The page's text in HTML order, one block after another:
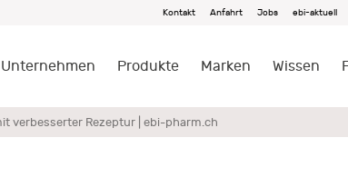
Kontakt Anfahrt Jobs ebi-aktuell
Unternehmen Produkte Marken Wissen
verbesserter Rezeptur | ebi-pharm.ch